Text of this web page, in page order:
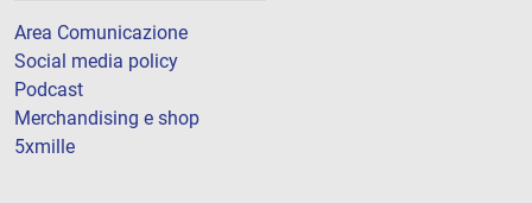
Area Comunicazione
Social media policy
Podcast
Merchandising e shop
5xmille